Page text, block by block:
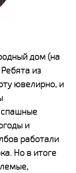
дом (на
из
ювелирно, и
и
работали
Но в итоге